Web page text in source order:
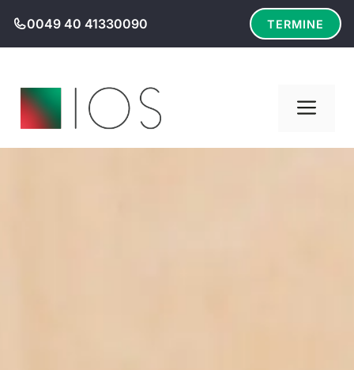
Inhalt
springen
0049 40 41330090 TERMINE